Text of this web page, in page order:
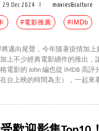
29 Dec 2024 movies&culture
#電影推薦 #IMDb
將邁向尾聲，今年隨著疫情加
上不少經典電影續作的推出，
電影的 John 編也從 IMDB 高
在台上映的時間為主），一起來